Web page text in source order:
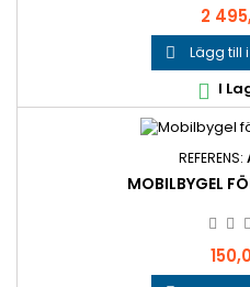
Pris
2
 Lägg till
 I
REFERENS:
MOBILBYGEL
Pris